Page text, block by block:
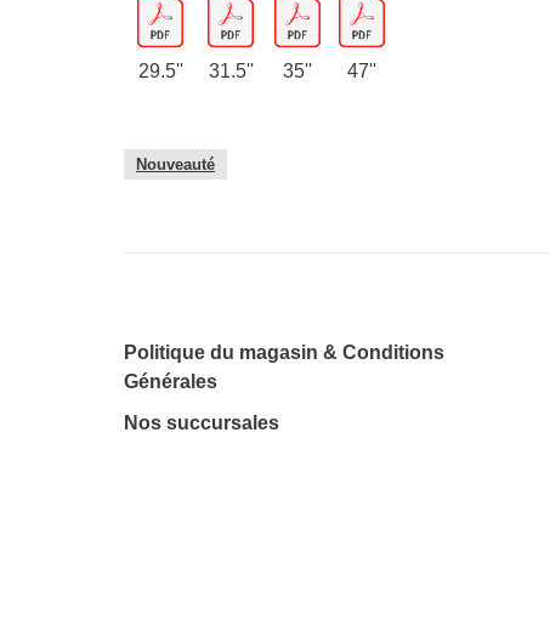
29.5'' 31.5'' 35'' 47''
Nouveauté
Politique du magasin & Conditions
Générales
Nos succursales